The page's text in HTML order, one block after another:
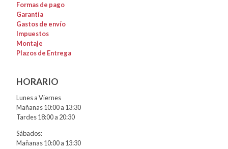
Formas de pago
Garantía
Gastos de envío
Impuestos
Montaje
Plazos de Entrega
HORARIO
Lunes a Viernes
Mañanas 10:00 a 13:30
Tardes 18:00 a 20:30
Sábados:
Mañanas 10:00 a 13:30